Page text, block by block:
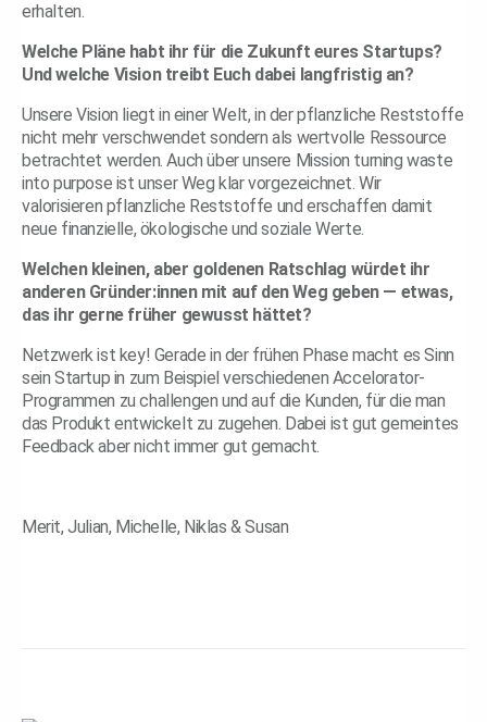
erhalten.
Welche Pläne habt ihr für die Zukunft eures Startups?
Und welche Vision treibt Euch dabei langfristig an?
Unsere Vision liegt in einer Welt, in der pflanzliche Reststoffe
nicht mehr verschwendet sondern als wertvolle Ressource
betrachtet werden. Auch über unsere Mission turning waste
into purpose ist unser Weg klar vorgezeichnet. Wir
valorisieren pflanzliche Reststoffe und erschaffen damit
neue finanzielle, ökologische und soziale Werte.
Welchen kleinen, aber goldenen Ratschlag würdet ihr
anderen Gründer:innen mit auf den Weg geben — etwas,
das ihr gerne früher gewusst hättet?
Netzwerk ist key! Gerade in der frühen Phase macht es Sinn
sein Startup in zum Beispiel verschiedenen Accelorator-
Programmen zu challengen und auf die Kunden, für die man
das Produkt entwickelt zu zugehen. Dabei ist gut gemeintes
Feedback aber nicht immer gut gemacht.
Merit, Julian, Michelle, Niklas & Susan